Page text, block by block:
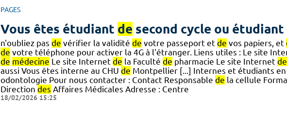
PAGES
Vous êtes étudiant de second cycle ou étudiant
n'oubliez pas de vérifier la validité de votre passeport et de vos papiers, et
de votre téléphone pour activer la 4G à l'étranger. Liens utiles : Le site
de médecine Le site Internet de la Faculté de pharmacie Le site Internet de
aussi Vous êtes interne au CHU de Montpellier [...] Internes et étudiants en
odontologie Pour nous contacter : Contact Responsable de la cellule
Direction des Affaires Médicales Adresse : Centre
18/02/2026 15:25